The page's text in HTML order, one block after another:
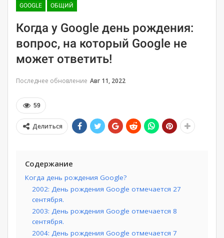
GOOGLE ОБЩИЙ
Когда у Google день рождения:
вопрос, на который Google не
может ответить!
Последнее обновление Авг 11, 2022
59
Делиться
Содержание
Когда день рождения Google?
2002: День рождения Google отмечается 27
сентября.
2003: День рождения Google отмечается 8
сентября.
2004: День рождения Google отмечается 7